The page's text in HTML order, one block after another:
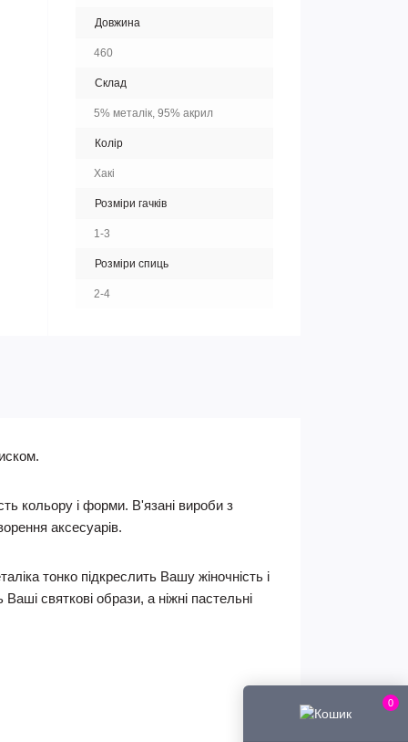
0
Довжина
460
Склад
5% металік, 95% акрил
Колір
Хакі
Розміри гачків
1-3
Розміри спиць
2-4
кольору і форми. В'язані вироби з
аксесуарів.
тонко підкреслить Вашу жіночність і
святкові образи, а ніжні пастельні